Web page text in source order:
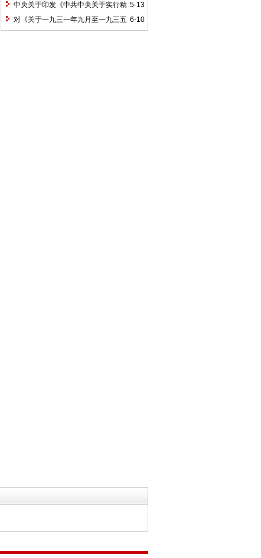
5-13
中央关于印发《中共中央关于实行精
兵简政、增产节约、反对贪污、反对浪费
和反对官僚主义的决定》的通知和毛泽东
6-10
对《关于一九三一年九月至一九三五